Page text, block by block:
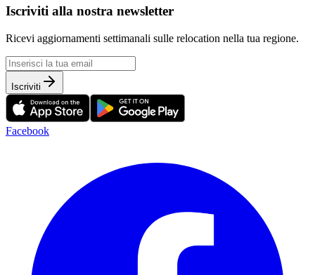
Iscriviti alla nostra newsletter
Ricevi aggiornamenti settimanali sulle relocation nella tua regione.
Iscriviti
Facebook